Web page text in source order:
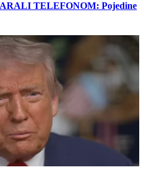
TELEFONOM: Pojedine